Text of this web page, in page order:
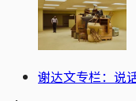
谢达文专栏：说